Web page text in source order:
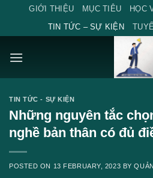
content
GIỚI THIỆU MỤC TIÊU
HỌC
TIN TỨC – SỰ KIỆN
TIN TỨC - SỰ KIỆN
Những nguyên tắc
nghề bản thân có đủ
POSTED ON 13 FEBRUARY, 2023 BY